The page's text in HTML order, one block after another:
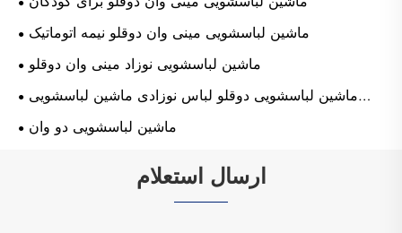
ماشین لباسشویی مینی وان دوقلو نیمه اتوماتیک
ماشین لباسشویی نوزاد مینی وان دوقلو
ماشین لباسشویی دوقلو لباس نوزادی ماشین لباسشویی
مینی
ماشین لباسشویی دو وان
ارسال استعلام